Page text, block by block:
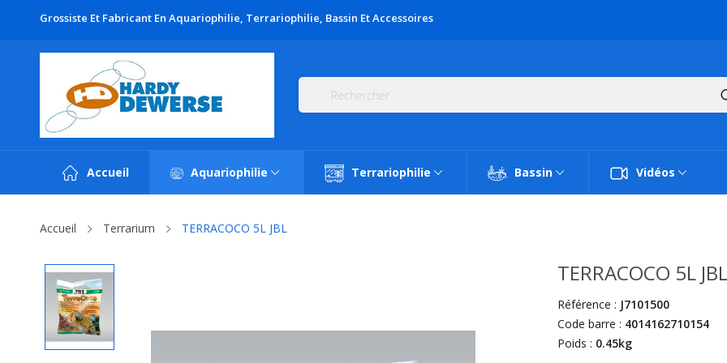
Grossiste Et Fabricant En Aquariophilie, Terrariophilie, Bassin Et Accessoires
Accueil Aquariophilie Terrariophilie Bassin Vidéos
Accueil Terrarium TERRACOCO 5L JBL
TERRACOCO 5L JBL
Référence : J7101500
Code barre : 4014162710154
Poids : 0.45kg